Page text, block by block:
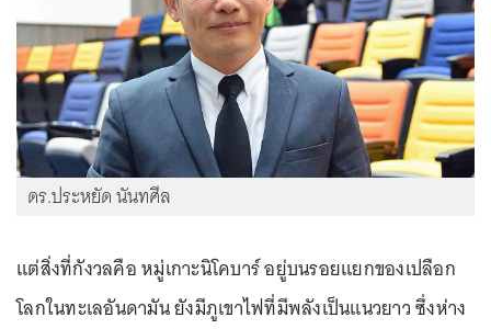
ดร.ประหยัด นันทศีล
แต่สิ่งที่กังวลคือ หมู่เกาะนิโคบาร์ อยู่บนรอยแยกของเปลือก
โลกในทะเลอันดามัน ยังมีภูเขาไฟที่มีพลังเป็นแนวยาว ซึ่งห่าง